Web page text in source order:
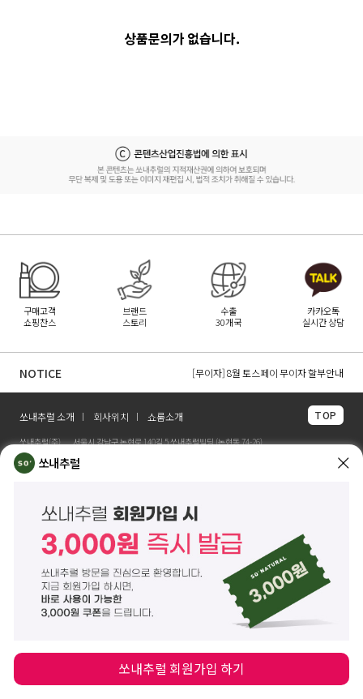
상품문의가 없습니다.
구매고객
쇼핑찬스
브랜드
스토리
수출
30개국
카카오톡
실시간 상담
NOTICE
[무이자] 8월 토스페이 무이자 할부안내
[무이자] 8월 PAYCO 혜택 안내
쏘내추럴 소개 회사위치 쇼룸소개 TOP
쏘내추럴(주)
서울시 강남구 논현로 140길 5 쏘내추럴빌딩 (논현동 74-26)
대표이사 조주호
사업자등록번호 261-81-21889
본사 고객센터 문의 02-573-6769 (평일 10:00~18:00 / 점심시간 12:30~13:30)
해외 수출 문의
MAILinfo@sonatural.co.kr
COPYRIGHT © SONATURAL.CO.KR
CS CENTER PC버전
쏘내추럴
쏘내추럴 회원가입 하기